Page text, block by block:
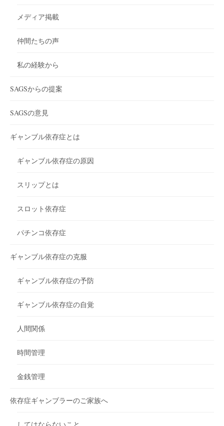
メディア掲載
仲間たちの声
私の経験から
SAGSからの提案
SAGSの意見
ギャンブル依存症とは
ギャンブル依存症の原因
スリップとは
スロット依存症
パチンコ依存症
ギャンブル依存症の克服
ギャンブル依存症の予防
ギャンブル依存症の自覚
人間関係
時間管理
金銭管理
依存症ギャンブラーのご家族へ
してはならないこと